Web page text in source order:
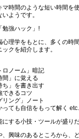
時間のような短い時間を
ようです。
強ハック」!
理学をもとに、多くの時
クを紹介します。
ロノーム」暗記
間」に覚える
ち」を書き出す
できるコツ
リング」ノート
っても自信をもって解く etc.
する小技・ツールが盛りだ
興味のあるところから、